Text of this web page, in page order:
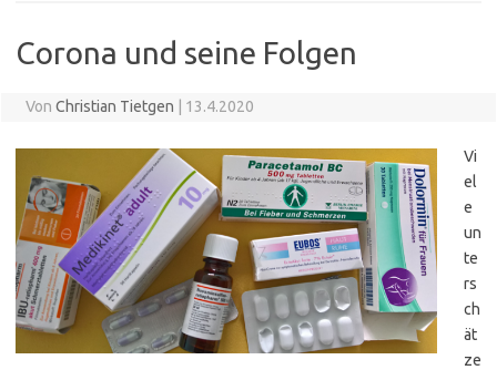
Corona und seine Folgen
Von Christian Tietgen 13.4.2020
Vi
el
e
un
te
rs
ch
ät
ze